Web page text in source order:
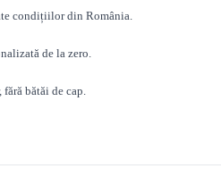
condițiilor din România.
de la zero.
fără bătăi de cap.